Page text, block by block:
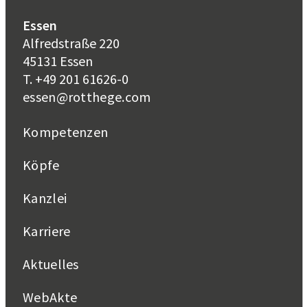
Essen
Alfredstraße 220
45131 Essen
T. +49 201 61626-0
essen@rotthege.com
Kompetenzen
Köpfe
Kanzlei
Karriere
Aktuelles
WebAkte